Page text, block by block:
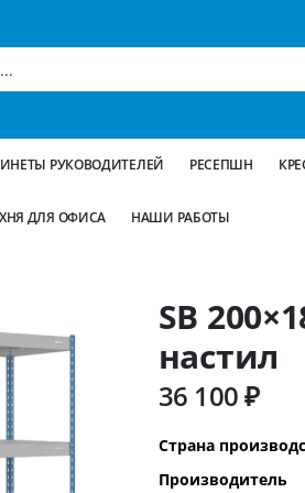
РУКОВОДИТЕЛЕЙ РЕСЕПШН
ДЛЯ ОФИСА НАШИ РАБОТЫ
SB
настил
36 100 ₽
Дополнительная
информация
Страна
Производитель